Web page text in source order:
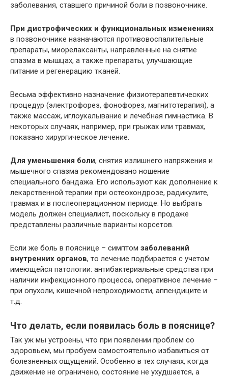
заболевания, ставшего причиной боли в позвоночнике.
При дистрофических и функциональных изменениях
в позвоночнике назначаются противовоспалительные
препараты, миорелаксанты, направленные на снятие
спазма в мышцах, а также препараты, улучшающие
питание и регенерацию тканей.
Весьма эффективно назначение физиотерапевтических
процедур (электрофорез, фонофорез, магнитотерапия), а
также массаж, иглоукалывание и лечебная гимнастика. В
некоторых случаях, например, при грыжах или травмах,
показано хирургическое лечение.
Для уменьшения боли, снятия излишнего напряжения и
мышечного спазма рекомендовано ношение
специального бандажа. Его используют как дополнение к
лекарственной терапии при остеохондрозе, радикулите,
травмах и в послеоперационном периоде. Но выбрать
модель должен специалист, поскольку в продаже
представлены различные варианты корсетов.
Если же боль в пояснице – симптом заболеваний
внутренних органов, то лечение подбирается с учетом
имеющейся патологии: антибактериальные средства при
наличии инфекционного процесса, оперативное лечение –
при опухоли, кишечной непроходимости, аппендиците и
т.д.
Что делать, если появилась боль в пояснице?
Так уж мы устроены, что при появлении проблем со
здоровьем, мы пробуем самостоятельно избавиться от
болезненных ощущений. Особенно в тех случаях, когда
движение не ограничено, состояние не ухудшается, а